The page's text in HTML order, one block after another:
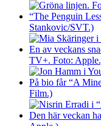
“The Penguin
Stankovic/SVT.)
En av veckans
TV+. Foto:
På bio får “A
Film.)
Den här veckan